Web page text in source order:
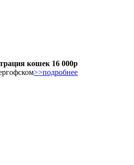
кошек 16 000р
>>подробнее